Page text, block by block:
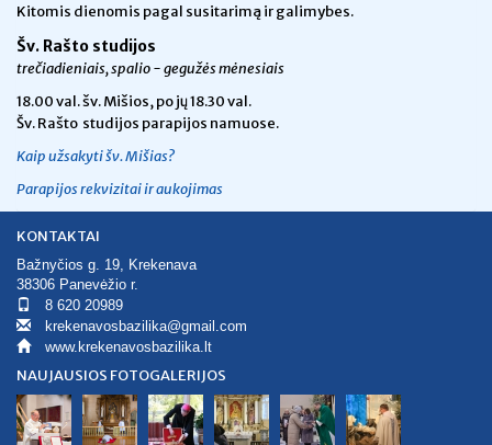
Kitomis dienomis pagal susitarimą ir galimybes.
Šv. Rašto studijos
trečiadieniais, spalio - gegužės mėnesiais
18.00 val.šv. Mišios, po jų 18.30 val.
Šv. Rašto studijos parapijos namuose.
Kaip užsakyti šv. Mišias?
Parapijos rekvizitai ir aukojimas
KONTAKTAI
Bažnyčios g. 19, Krekenava
38306 Panevėžio r.
8 620 20989
krekenavosbazilika@gmail.com
www.krekenavosbazilika.lt
NAUJAUSIOS FOTOGALERIJOS